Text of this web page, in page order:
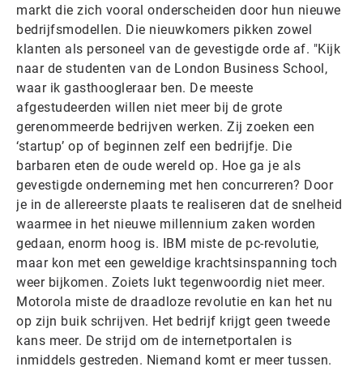
markt die zich vooral onderscheiden door hun nieuwe
bedrijfsmodellen. Die nieuwkomers pikken zowel
klanten als personeel van de gevestigde orde af. "Kijk
naar de studenten van de London Business School,
waar ik gasthoogleraar ben. De meeste
afgestudeerden willen niet meer bij de grote
gerenommeerde bedrijven werken. Zij zoeken een
‘startup’ op of beginnen zelf een bedrijfje. Die
barbaren eten de oude wereld op. Hoe ga je als
gevestigde onderneming met hen concurreren? Door
je in de allereerste plaats te realiseren dat de snelheid
waarmee in het nieuwe millennium zaken worden
gedaan, enorm hoog is. IBM miste de pc-revolutie,
maar kon met een geweldige krachtsinspanning toch
weer bijkomen. Zoiets lukt tegenwoordig niet meer.
Motorola miste de draadloze revolutie en kan het nu
op zijn buik schrijven. Het bedrijf krijgt geen tweede
kans meer. De strijd om de internetportalen is
inmiddels gestreden. Niemand komt er meer tussen.